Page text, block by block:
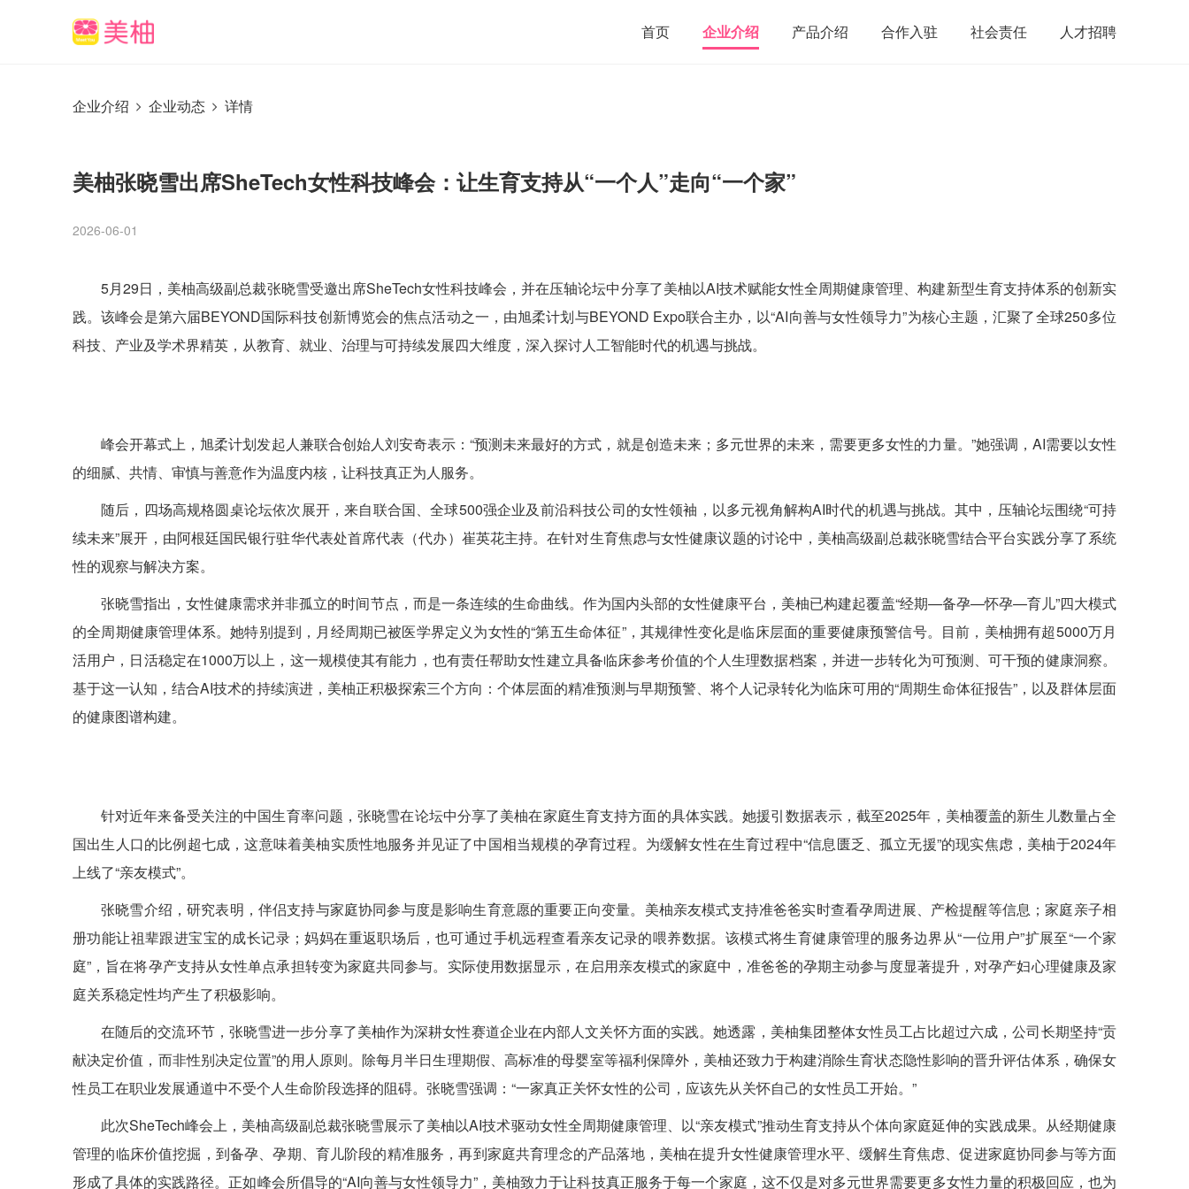
首页 企业介绍 产品介绍 合作入驻 社会责任 人才招聘
企业介绍 企业动态 详情
​美柚张晓雪出席SheTech女性科技峰会：让生育支持从“一个人”走向“一个家”
2026-06-01
5月29日，美柚高级副总裁张晓雪受邀出席SheTech女性科技峰会，并在压轴论坛中分享了美柚以AI技术赋能女性全周期健康管理、构建新型生育支持体系的创新实
践。该峰会是第六届BEYOND国际科技创新博览会的焦点活动之一，由旭柔计划与BEYOND Expo联合主办，以“AI向善与女性领导力”为核心主题，汇聚了全球250多位
科技、产业及学术界精英，从教育、就业、治理与可持续发展四大维度，深入探讨人工智能时代的机遇与挑战。
峰会开幕式上，旭柔计划发起人兼联合创始人刘安奇表示：“预测未来最好的方式，就是创造未来；多元世界的未来，需要更多女性的力量。”她强调，AI需要以女性
的细腻、共情、审慎与善意作为温度内核，让科技真正为人服务。
随后，四场高规格圆桌论坛依次展开，来自联合国、全球500强企业及前沿科技公司的女性领袖，以多元视角解构AI时代的机遇与挑战。其中，压轴论坛围绕“可持
续未来”展开，由阿根廷国民银行驻华代表处首席代表（代办）崔英花主持。在针对生育焦虑与女性健康议题的讨论中，美柚高级副总裁张晓雪结合平台实践分享了系统
性的观察与解决方案。
张晓雪指出，女性健康需求并非孤立的时间节点，而是一条连续的生命曲线。作为国内头部的女性健康平台，美柚已构建起覆盖“经期—备孕—怀孕—育儿”四大模式
的全周期健康管理体系。她特别提到，月经周期已被医学界定义为女性的“第五生命体征”，其规律性变化是临床层面的重要健康预警信号。目前，美柚拥有超5000万月
活用户，日活稳定在1000万以上，这一规模使其有能力，也有责任帮助女性建立具备临床参考价值的个人生理数据档案，并进一步转化为可预测、可干预的健康洞察。
基于这一认知，结合AI技术的持续演进，美柚正积极探索三个方向：个体层面的精准预测与早期预警、将个人记录转化为临床可用的“周期生命体征报告”，以及群体层面
的健康图谱构建。
针对近年来备受关注的中国生育率问题，张晓雪在论坛中分享了美柚在家庭生育支持方面的具体实践。她援引数据表示，截至2025年，美柚覆盖的新生儿数量占全
国出生人口的比例超七成，这意味着美柚实质性地服务并见证了中国相当规模的孕育过程。为缓解女性在生育过程中“信息匮乏、孤立无援”的现实焦虑，美柚于2024年
上线了“亲友模式”。
张晓雪介绍，研究表明，伴侣支持与家庭协同参与度是影响生育意愿的重要正向变量。美柚亲友模式支持准爸爸实时查看孕周进展、产检提醒等信息；家庭亲子相
册功能让祖辈跟进宝宝的成长记录；妈妈在重返职场后，也可通过手机远程查看亲友记录的喂养数据。该模式将生育健康管理的服务边界从“一位用户”扩展至“一个家
庭”，旨在将孕产支持从女性单点承担转变为家庭共同参与。实际使用数据显示，在启用亲友模式的家庭中，准爸爸的孕期主动参与度显著提升，对孕产妇心理健康及家
庭关系稳定性均产生了积极影响。
在随后的交流环节，张晓雪进一步分享了美柚作为深耕女性赛道企业在内部人文关怀方面的实践。她透露，美柚集团整体女性员工占比超过六成，公司长期坚持“贡
献决定价值，而非性别决定位置”的用人原则。除每月半日生理期假、高标准的母婴室等福利保障外，美柚还致力于构建消除生育状态隐性影响的晋升评估体系，确保女
性员工在职业发展通道中不受个人生命阶段选择的阻碍。张晓雪强调：“一家真正关怀女性的公司，应该先从关怀自己的女性员工开始。”
此次SheTech峰会上，美柚高级副总裁张晓雪展示了美柚以AI技术驱动女性全周期健康管理、以“亲友模式”推动生育支持从个体向家庭延伸的实践成果。从经期健康
管理的临床价值挖掘，到备孕、孕期、育儿阶段的精准服务，再到家庭共育理念的产品落地，美柚在提升女性健康管理水平、缓解生育焦虑、促进家庭协同参与等方面
形成了具体的实践路径。正如峰会所倡导的“AI向善与女性领导力”，美柚致力于让科技真正服务于每一个家庭，这不仅是对多元世界需要更多女性力量的积极回应，也为